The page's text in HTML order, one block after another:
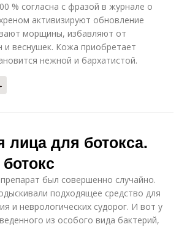
% согласна с фразой в журнале о
активизируют обновление
морщины, избавляют от
и веснушек. Кожа приобретает
нежной и бархатистой.
лица для ботокса.
был совершенно случайно.
подходящее средство для
и неврологических судорог. И вот у
из особого вида бактерий,